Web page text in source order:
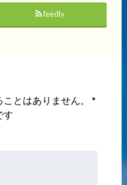
feedly
とはありません。
*
す